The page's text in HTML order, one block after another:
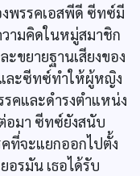
พรรคเอสพีดี ซีทซ์มี
ามคิดในหมู่สมาชิก
ขยายฐานเสียงของ
ละซีทซ์ทำให้ผู้หญิง
คและดำรงตำแหน่ง
อมา ซีทซ์ยังสนับ
ที่จะแยกออกไปตั้ง
อรมัน เธอได้รับ